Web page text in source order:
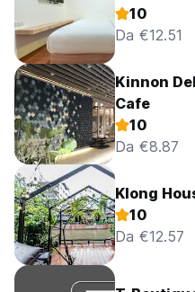
10
Da €12.51
Kinnon
Cafe
10
Da €8.87
Klong
10
Da €12.57